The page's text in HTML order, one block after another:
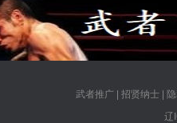
武者推广| 招贤纳士|
辽